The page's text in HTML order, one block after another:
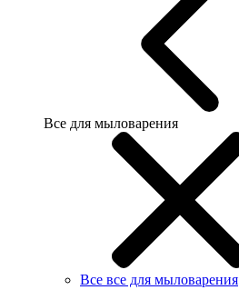
Все для мыловарения
Все все для мыловарения